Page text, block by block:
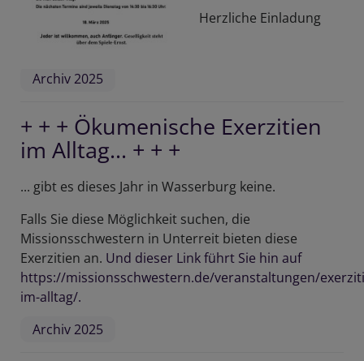
Herzliche Einladung
Archiv 2025
+ + + Ökumenische Exerzitien
im Alltag... + + +
... gibt es dieses Jahr in Wasserburg keine.
Falls Sie diese Möglichkeit suchen, die
Missionsschwestern in Unterreit bieten diese
Exerzitien an. Und dieser Link führt Sie hin auf
https://missionsschwestern.de/veranstaltungen/
im-alltag/.
Archiv 2025